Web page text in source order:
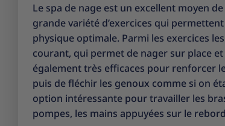
Le spa de nage est un excellent moyen
grande variété d’exercices qui
physique optimale. Parmi les exercices
courant, qui permet de nager sur place
également très efficaces pour renforcer
puis de fléchir les genoux comme si on
option intéressante pour travailler les
pompes, les mains appuyées sur le